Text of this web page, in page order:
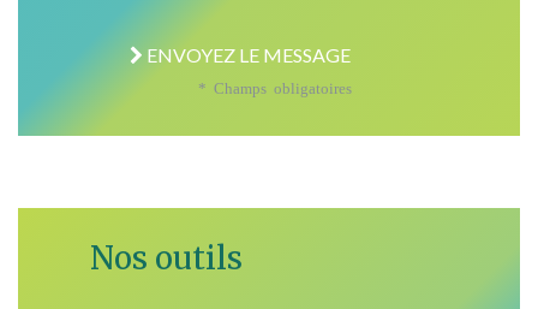
ENVOYEZ LE MESSAGE
* Champs obligatoires
Nos outils